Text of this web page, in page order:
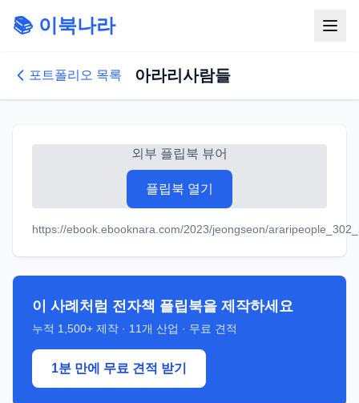
📚 이북나라
포트폴리오 목록 아라리사람들
외부 플립북 뷰어
플립북 열기
https://ebook.ebooknara.com/2023/jeongseon/
이 사례처럼 전자책 플립북을 제작하세요
누적 1,500+ 제작 · 11 개 산업 · 무료 견적
1분 만에 무료 견적 받기